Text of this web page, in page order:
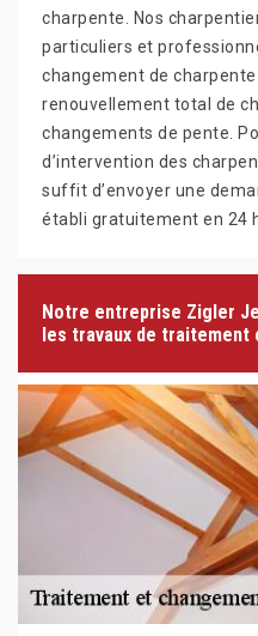
charpente. Nos
particuliers et
changement de
renouvellement total de
changements de pente.
d’intervention des
suffit d’envoyer une
établi gratuitement en 24
Notre entreprise Zigler
les travaux de traitement